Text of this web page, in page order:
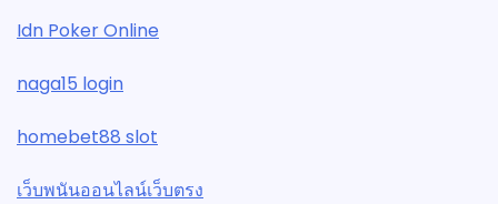
Idn Poker Online
naga15 login
homebet88 slot
เว็บพนันออนไลน์เว็บตรง